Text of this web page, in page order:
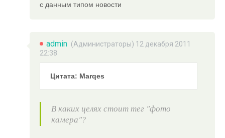
с данным типом новости
admin (Администраторы) 12 декабря 2011
22:38
Цитата: Marqes
В каких целях стоит тег "фото
камера"?